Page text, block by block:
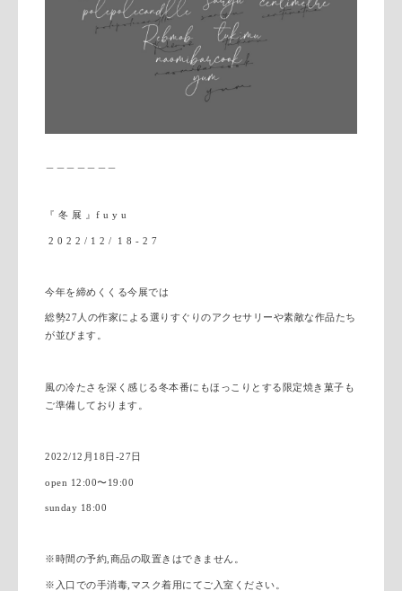
『 冬 展 』 f u y u
2 0 2 2 / 1 2 / 1 8 - 2 7
今年を締めくくる今展では
総勢27人の作家による選りすぐりのアクセサリーや素敵な作品たち
が並びます。
風の冷たさを深く感じる冬本番にもほっこりとする限定焼き菓子も
ご準備しております。
2022/12 月18 日 -27 日
open 12:00〜19:00
sunday 18:00
※時間の予約,商品の取置きはできません。
※ 入口での手消毒 マスク着用にてご入室ください。